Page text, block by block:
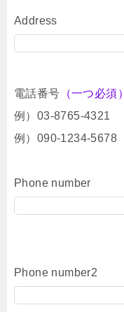
Address
電話番号 （一つ必須）
例）03-8765-4321
例）090-1234-5678
Phone number
Phone number2